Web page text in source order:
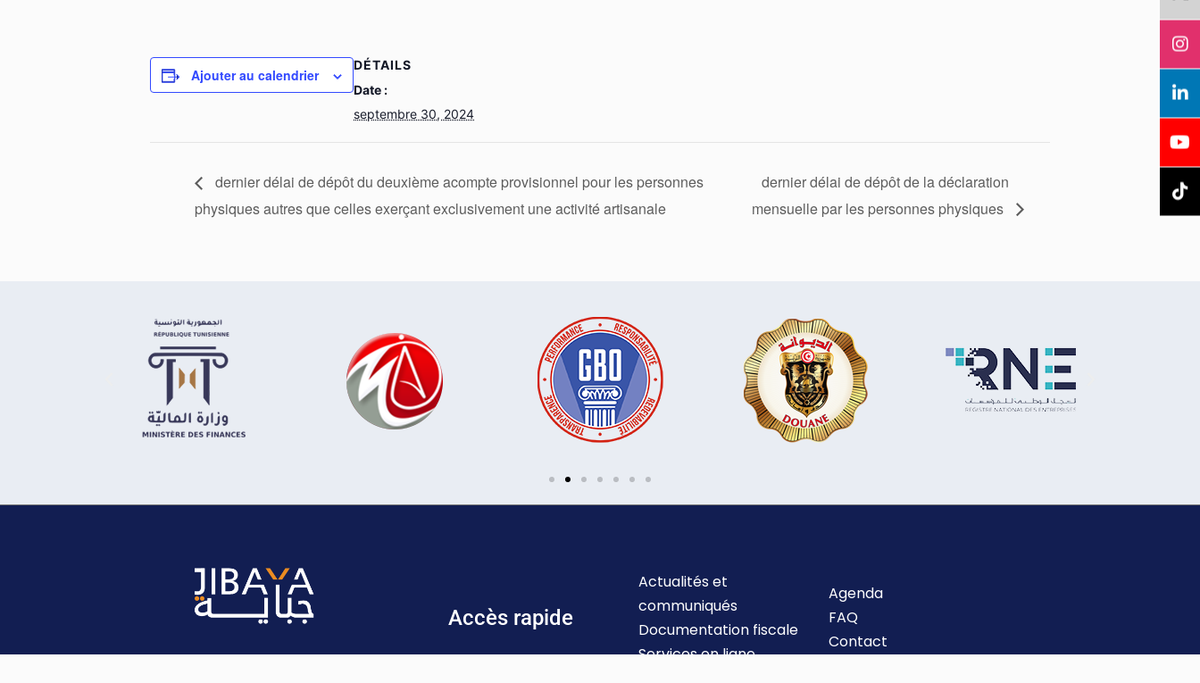
Ajouter au calendrier
DÉTAILS
Date :
septembre 30, 2024
dernier délai de dépôt du deuxième acompte provisionnel pour les personnes
physiques autres que celles exerçant exclusivement une activité artisanale
dernier délai de dépôt de la déclaration
mensuelle par les personnes physiques
Accès rapide
Actualités et
communiqués
Documentation fiscale
Services en ligne
Agenda
FAQ
Contact